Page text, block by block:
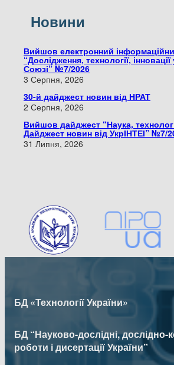
Новини
Вийшов електронний
“Дослідження, технології,
Союзі” №7/2026
3 Серпня, 2026
30-й дайджест новин від НРАТ
2 Серпня, 2026
Вийшов дайджест “Наука,
Дайджест новин від УкрІНТЕІ” №7/
31 Липня, 2026
БД «Технології України»
БД “Науково-дослідні, дослідно-
роботи і дисертації України”